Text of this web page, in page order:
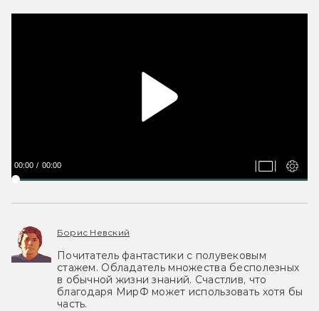
00:00 00:00
Борис Невский
Почитатель фантастики с полувековым
стажем. Обладатель множества бесполезных
в обычной жизни знаний. Счастлив, что
благодаря МирФ может использовать хотя бы
часть.